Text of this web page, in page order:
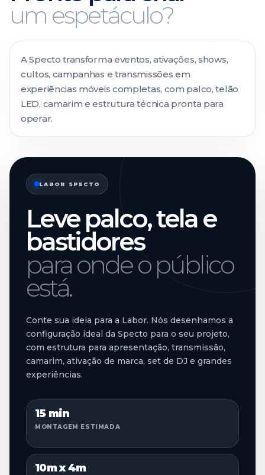
um espetáculo?
A Specto transforma eventos, ativações, shows,
cultos, campanhas e transmissões em
experiências móveis completas, com palco, telão
LED, camarim e estrutura técnica pronta para
operar.
LABOR SPECTO
Leve palco, tela e
bastidores
para onde o público
está.
Conte sua ideia para a Labor. Nós desenhamos a
configuração ideal da Specto para o seu projeto,
com estrutura para apresentação, transmissão,
camarim, ativação de marca, set de DJ e grandes
experiências.
15 min
MONTAGEM ESTIMADA
10m x 4m